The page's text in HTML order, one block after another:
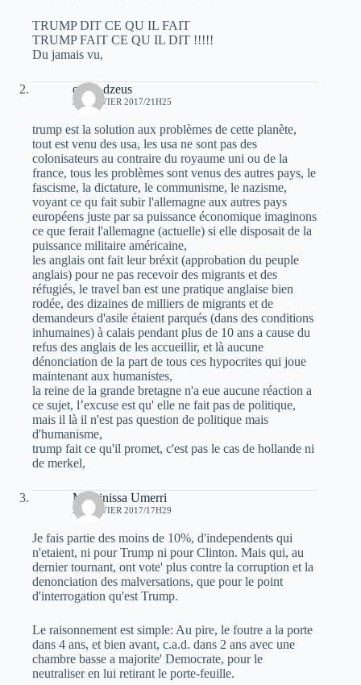
TRUMP DIT CE QU IL FAIT
TRUMP FAIT CE QU IL DIT !!!!!
Du jamais vu,
oziris dzeus
30 JANVIER 2017/21H25
trump est la solution aux problèmes de cette planète,
tout est venu des usa, les usa ne sont pas des
colonisateurs au contraire du royaume uni ou de la
france, tous les problèmes sont venus des autres pays, le
fascisme, la dictature, le communisme, le nazisme,
voyant ce qu fait subir l'allemagne aux autres pays
européens juste par sa puissance économique imaginons
ce que ferait l'allemagne (actuelle) si elle disposait de la
puissance militaire américaine,
les anglais ont fait leur bréxit (approbation du peuple
anglais) pour ne pas recevoir des migrants et des
réfugiés, le travel ban est une pratique anglaise bien
rodée, des dizaines de milliers de migrants et de
demandeurs d'asile étaient parqués (dans des conditions
inhumaines) à calais pendant plus de 10 ans a cause du
refus des anglais de les accueillir, et là aucune
dénonciation de la part de tous ces hypocrites qui joue
maintenant aux humanistes,
la reine de la grande bretagne n'a eue aucune réaction a
ce sujet, l’excuse est qu' elle ne fait pas de politique,
mais il là il n'est pas question de politique mais
d'humanisme,
trump fait ce qu'il promet, c'est pas le cas de hollande ni
de merkel,
Massinissa Umerri
31 JANVIER 2017/17H29
Je fais partie des moins de 10%, d'independents qui
n'etaient, ni pour Trump ni pour Clinton. Mais qui, au
dernier tournant, ont vote' plus contre la corruption et la
denonciation des malversations, que pour le point
d'interrogation qu'est Trump.
Le raisonnement est simple: Au pire, le foutre a la porte
dans 4 ans, et bien avant, c.a.d. dans 2 ans avec une
chambre basse a majorite' Democrate, pour le
neutraliser en lui retirant le porte-feuille.